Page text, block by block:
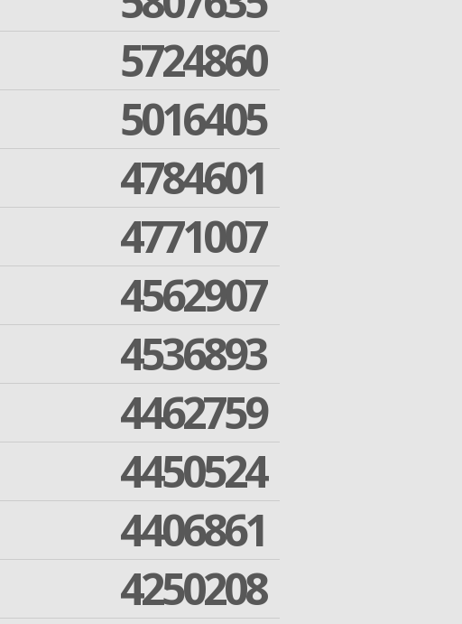
5724860
5016405
4784601
4771007
4562907
4536893
4462759
4450524
4406861
4250208